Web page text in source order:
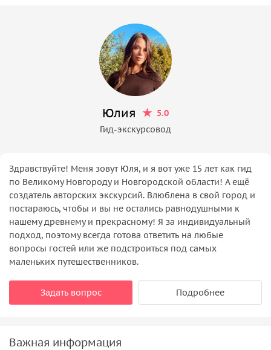
Юлия
5.0
Гид-экскурсовод
Здравствуйте! Меня зовут Юля, и я вот уже 15 лет как гид
по Великому Новгороду и Новгородской области! А ещё
создатель авторских экскурсий. Влюблена в свой город и
постараюсь, чтобы и вы не остались равнодушными к
нашему древнему и прекрасному! Я за индивидуальный
подход, поэтому всегда готова ответить на любые
вопросы гостей или же подстроиться под самых
маленьких путешественников.
Задать вопрос Подробнее
Важная информация